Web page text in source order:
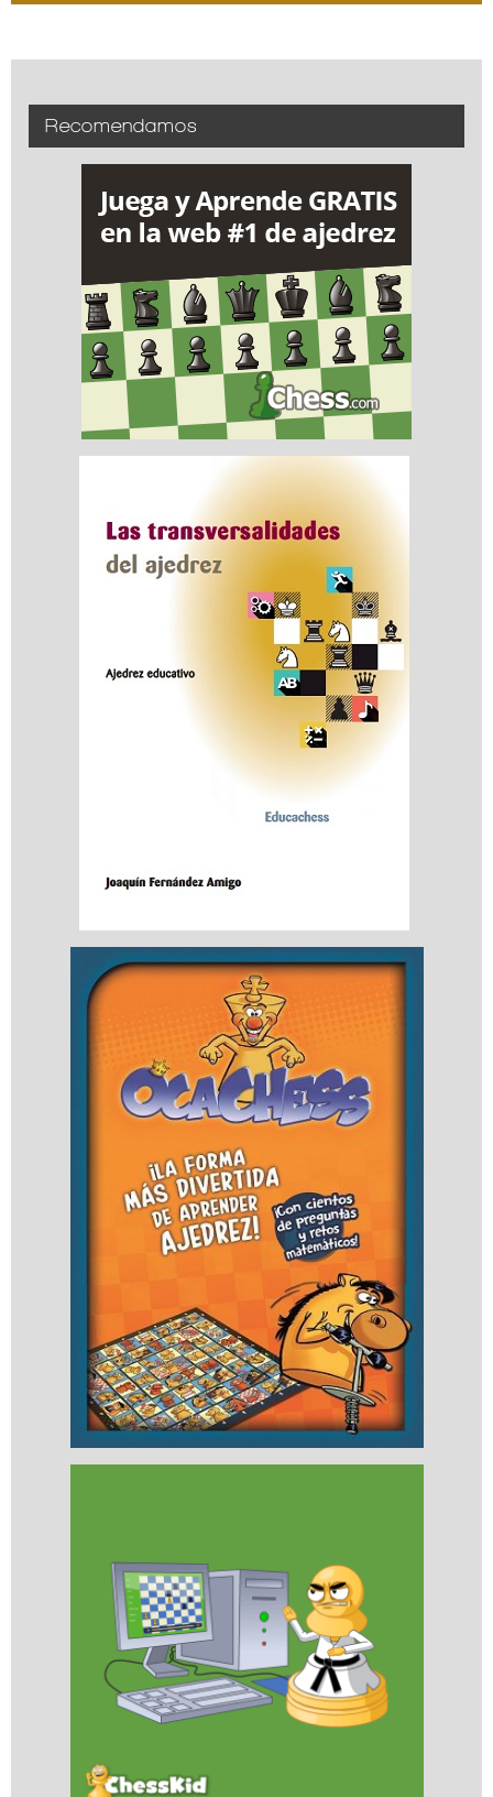
Recomendamos